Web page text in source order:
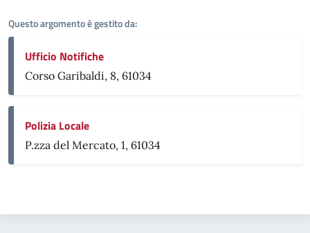
Questo argomento è gestito da:
Ufficio Notifiche
Corso Garibaldi, 8, 61034
Polizia Locale
P.zza del Mercato, 1, 61034